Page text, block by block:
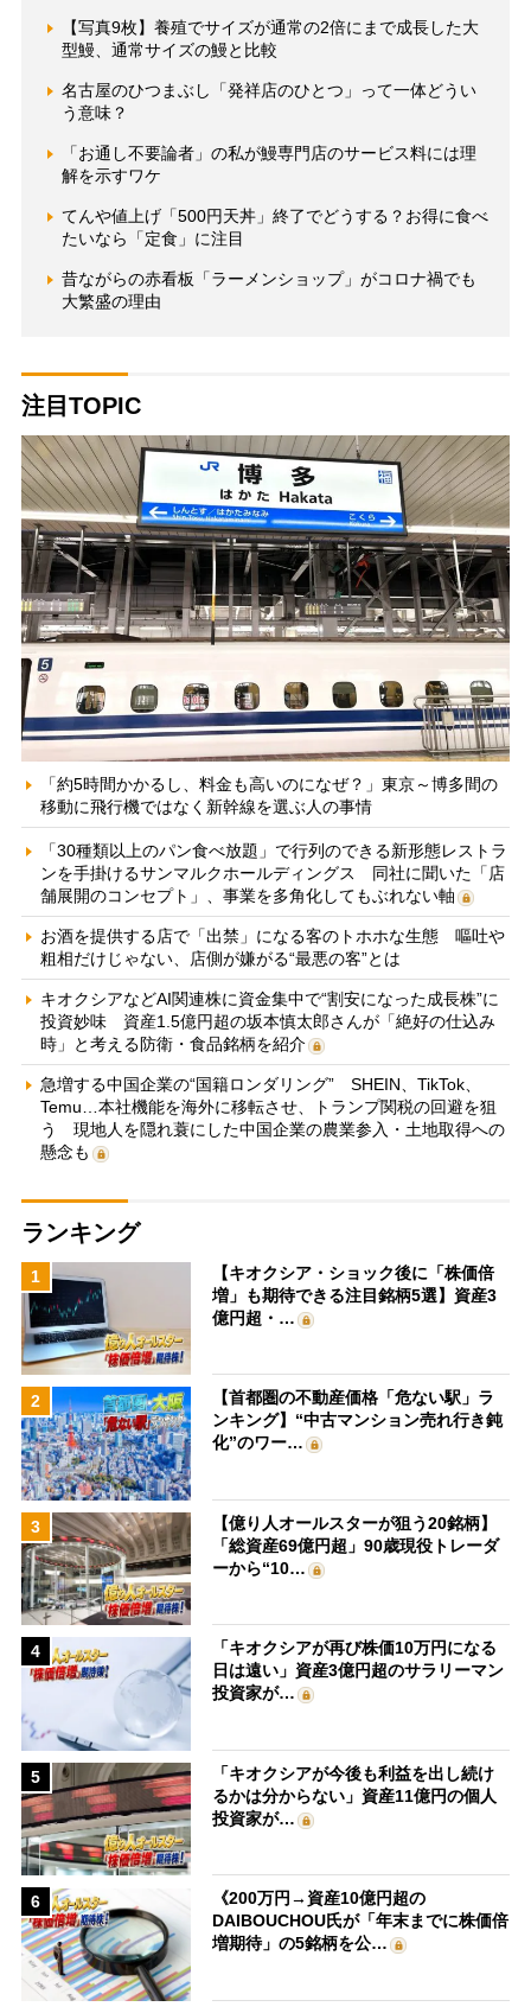
【写真9枚】養殖でサイズが通常の2倍にまで成長した大
型鰻、通常サイズの鰻と比較
名古屋のひつまぶし「発祥店のひとつ」って一体どうい
う意味？
「お通し不要論者」の私が鰻専門店のサービス料には理
解を示すワケ
てんや値上げ「500円天丼」終了でどうする？お得に食べ
たいなら「定食」に注目
昔ながらの赤看板「ラーメンショップ」がコロナ禍でも
大繁盛の理由
注目TOPIC
「約5時間かかるし、料金も高いのになぜ？」東京～博多間の
移動に飛行機ではなく新幹線を選ぶ人の事情
「30種類以上のパン食べ放題」で行列のできる新形態レストラ
ンを手掛けるサンマルクホールディングス 同社に聞いた「店
舗展開のコンセプト」、事業を多角化してもぶれない軸
お酒を提供する店で「出禁」になる客のトホホな生態 嘔吐や
粗相だけじゃない、店側が嫌がる“最悪の客”とは
キオクシアなどAI関連株に資金集中で“割安になった成長株”に
投資妙味 資産1.5億円超の坂本慎太郎さんが「絶好の仕込み
時」と考える防衛・食品銘柄を紹介
急増する中国企業の“国籍ロンダリング” SHEIN、TikTok、
Temu…本社機能を海外に移転させ、トランプ関税の回避を狙
う 現地人を隠れ蓑にした中国企業の農業参入・土地取得への
懸念も
ランキング
1
【キオクシア・ショック後に「株価倍
増」も期待できる注目銘柄5選】資産3
億円超・…
2
【首都圏の不動産価格「危ない駅」ラ
ンキング】“中古マンション売れ行き鈍
化”のワー…
3
【億り人オールスターが狙う20銘柄】
「総資産69億円超」90歳現役トレーダ
ーから“10…
4
「キオクシアが再び株価10万円になる
日は遠い」資産3億円超のサラリーマン
投資家が…
5
「キオクシアが今後も利益を出し続け
るかは分からない」資産11億円の個人
投資家が…
6
《200万円→資産10億円超の
DAIBOUCHOU氏が「年末までに株価倍
増期待」の5銘柄を公…